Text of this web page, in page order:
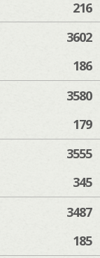
216
3602
186
3580
179
3555
345
3487
185